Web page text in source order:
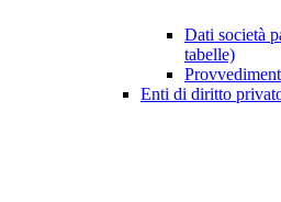
Dati società
tabelle)
Enti di diritto